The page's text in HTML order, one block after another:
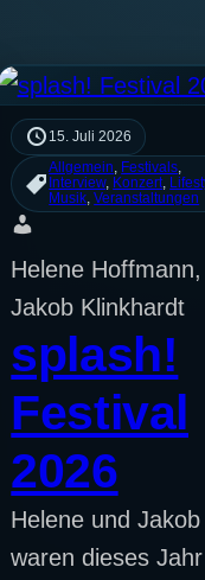
15. Juli 2026
Allgemein Festivals
Interview, Konzert
Musik , Veranstaltungen
Helene Hoffmann,
Jakob Klinkhardt
splash!
Festival
2026
Helene und Jakob
waren dieses